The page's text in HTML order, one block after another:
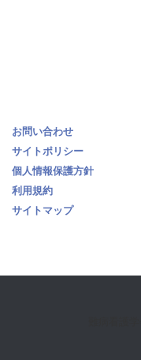
お問い合わせ
サイトポリシー
個人情報保護方針
利用規約
サイトマップ